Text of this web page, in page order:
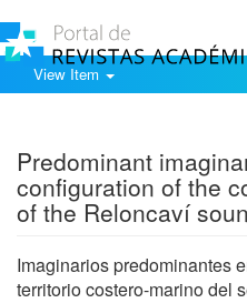
View Item
Predominant
configuration of the
of the Reloncaví
Imaginarios predominantes
territorio costero-marino del